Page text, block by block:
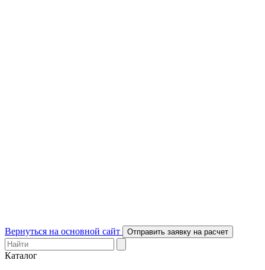
Вернуться на основной сайт Отправить заявку на расчет
Каталог